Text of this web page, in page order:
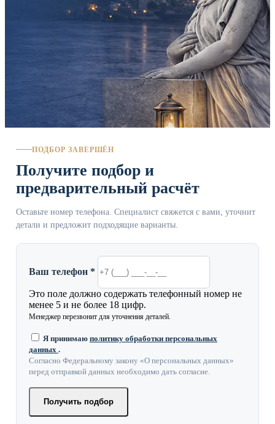
ПОДБОР ЗАВЕРШЁН
Получите подбор и
предварительный расчёт
Оставьте номер телефона. Специалист свяжется с вами, уточнит
детали и предложит подходящие варианты.
Ваш телефон *
Это поле должно содержать телефонный номер не
менее 5 и не более 18 цифр.
Менеджер перезвонит для уточнения деталей.
Я принимаю политику обработки персональных
данных .
Согласно Федеральному закону «О персональных данных»
перед отправкой данных необходимо дать согласие.
Получить подбор